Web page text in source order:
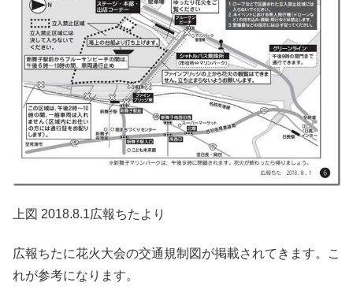
上図 2018.8.1広報ちたより
広報ちたに花火大会の交通規制図が掲載されてきます。こ
れが参考になります。